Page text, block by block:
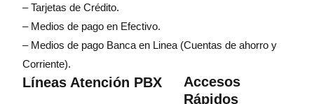
– Tarjetas de Crédito.
– Medios de pago en Efectivo.
– Medios de pago Banca en Linea (Cuentas de ahorro y
Corriente).
Líneas Atención PBX
Accesos
Rápidos